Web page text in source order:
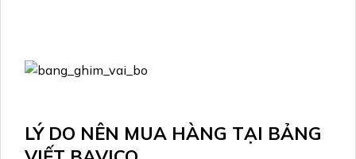
LÝ DO NÊN MUA HÀNG TẠI BẢNG